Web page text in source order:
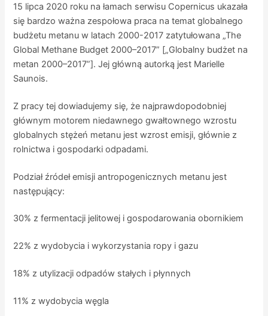
15 lipca 2020 roku na łamach serwisu Copernicus ukazała
się bardzo ważna zespołowa praca na temat globalnego
budżetu metanu w latach 2000-2017 zatytułowana „The
Global Methane Budget 2000–2017” [„Globalny budżet na
metan 2000–2017”]. Jej główną autorką jest Marielle
Saunois.
Z pracy tej dowiadujemy się, że najprawdopodobniej
głównym motorem niedawnego gwałtownego wzrostu
globalnych stężeń metanu jest wzrost emisji, głównie z
rolnictwa i gospodarki odpadami.
Podział źródeł emisji antropogenicznych metanu jest
następujący:
30% z fermentacji jelitowej i gospodarowania obornikiem
22% z wydobycia i wykorzystania ropy i gazu
18% z utylizacji odpadów stałych i płynnych
11% z wydobycia węgla